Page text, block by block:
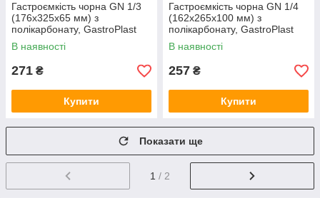
Гастроємкість чорна GN 1/3
(176х325х65 мм) з
полікарбонату, GastroPlast
В наявності
271 ₴
Купити
Гастроємкість чорна GN 1/4
(162х265х100 мм) з
полікарбонату, GastroPlast
В наявності
257 ₴
Купити
Показати ще
1 / 2